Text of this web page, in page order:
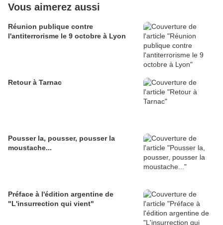
Vous aimerez aussi
Réunion publique contre
l'antiterrorisme le 9 octobre à Lyon
Retour à Tarnac
Pousser la, pousser, pousser la
moustache...
Préface à l'édition argentine de
"L'insurrection qui vient"